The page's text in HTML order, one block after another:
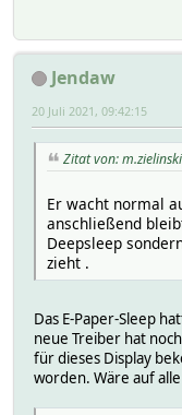
Jendaw
20 Juli 2021, 09:42:15
Zitat von:
Er wacht normal
anschließend
Deepsleep
zieht .
Das E-Paper-Sleep
neue Treiber hat
für dieses Display
worden. Wäre auf